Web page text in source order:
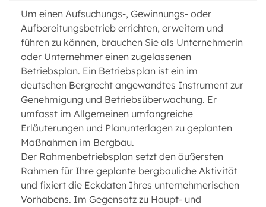
Um einen Aufsuchungs-, Gewinnungs- oder
Aufbereitungsbetrieb errichten, erweitern und
führen zu können, brauchen Sie als Unternehmerin
oder Unternehmer einen zugelassenen
Betriebsplan. Ein Betriebsplan ist ein im
deutschen Bergrecht angewandtes Instrument zur
Genehmigung und Betriebsüberwachung. Er
umfasst im Allgemeinen umfangreiche
Erläuterungen und Planunterlagen zu geplanten
Maßnahmen im Bergbau.
Der Rahmenbetriebsplan setzt den äußersten
Rahmen für Ihre geplante bergbauliche Aktivität
und fixiert die Eckdaten Ihres unternehmerischen
Vorhabens. Im Gegensatz zu Haupt- und